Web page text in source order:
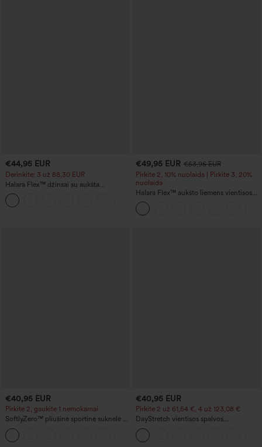
€44,95 EUR
Derinkite: 3 už 88,30 EUR
Halara Flex™ džinsai su aukšta
juosmens dalimi, kišenėmis, laisvo
silueto ir plačiomis kojomis, su išplauta
kasdienine išvaizda
€49,95 EUR €53,95 EUR
Pirkite 2, 10% nuolaida | Pirkite 3, 20%
nuolaida
Halara Flex™ aukšto liemens vientisos
spalvos darbo kelnės su kišenėmis ir
siaurėjančiu kirpimu
€40,95 EUR
Pirkite 2, gaukite 1 nemokamai
SoftlyZero™ pliušinė sportinė suknelė su
atvira nugara - leidimas 'Easy Peezy'
€40,95 EUR
Pirkite 2 už 61,54 €, 4 už 123,08 €
DayStretch vientisos spalvos
siaurėjančios cargo kelnės su aukštu
liemeniu ir kišenėmis su užtrauktukais